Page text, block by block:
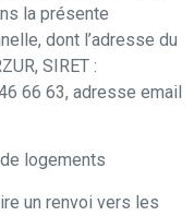
la présente
dont l’adresse du
SIRET :
66 63, adresse email
logements
un renvoi vers les